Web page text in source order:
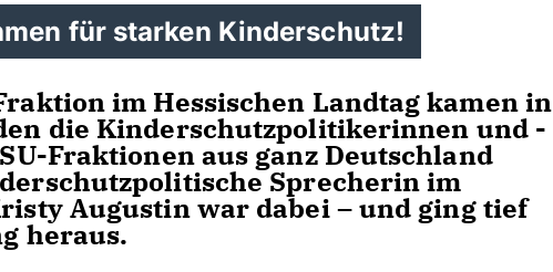
für starken Kinderschutz!
im Hessischen Landtag kamen in
die Kinderschutzpolitikerinnen und -
Fraktionen aus ganz Deutschland
Sprecherin im
Augustin war dabei – und ging tief
heraus.